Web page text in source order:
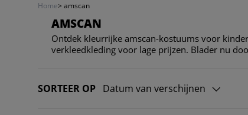
Home> amscan
AMSCAN
Ontdek kleurrijke amscan-kostuums voor
verkleedkleding voor lage prijzen. Blader nu
SORTEER OP Datum van verschijnen